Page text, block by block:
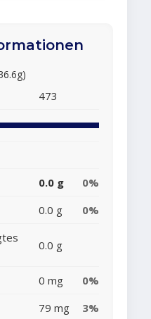
473
0.0 g
0%
0.0 g
0%
0.0 g
0 mg
0%
79 mg 3%